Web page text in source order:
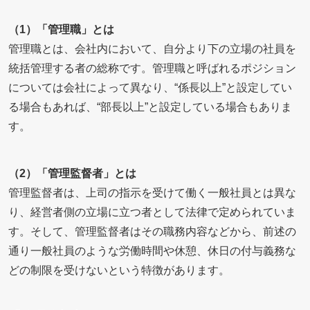
（1）「管理職」とは
管理職とは、会社内において、自分より下の立場の社員を
統括管理する者の総称です。管理職と呼ばれるポジション
については会社によって異なり、“係長以上”と設定してい
る場合もあれば、“部長以上”と設定している場合もありま
す。
（2）「管理監督者」とは
管理監督者は、上司の指示を受けて働く一般社員とは異な
り、経営者側の立場に立つ者として法律で定められていま
す。そして、管理監督者はその職務内容などから、前述の
通り一般社員のような労働時間や休憩、休日の付与義務な
どの制限を受けないという特徴があります。